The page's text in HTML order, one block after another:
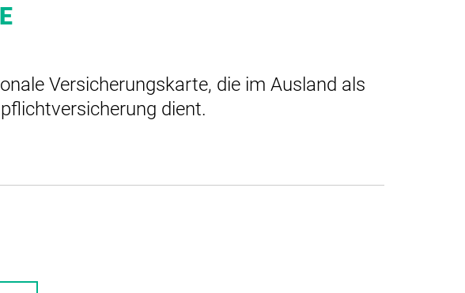
Versicherungskarte, die im Ausland als
dient.